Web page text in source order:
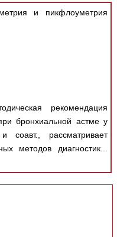
и пикфлоуметрия
рекомендация
бронхиальной астме у
рассматривает
методов диагностик...